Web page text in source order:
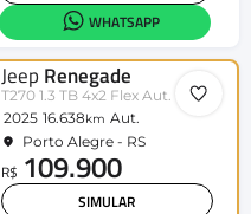
WHATSAPP
Jeep Renegade
T270 1.3 TB 4x2 Flex Aut.
2025 16.638km Aut.
Porto Alegre - RS
R$ 109.900
SIMULAR